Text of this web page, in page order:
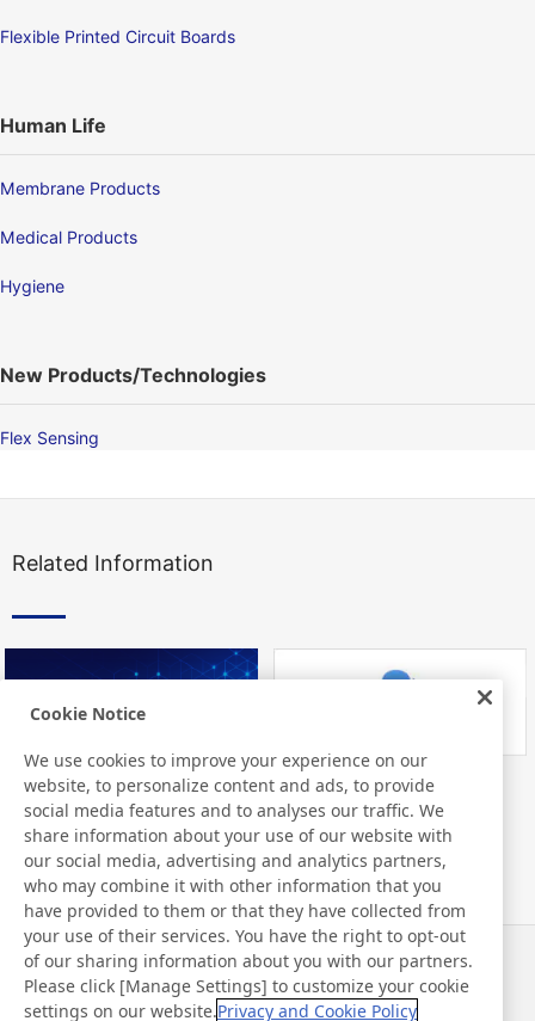
Flexible Printed Circuit Boards
Human Life
Membrane Products
Medical Products
Hygiene
New Products/Technologies
Flex Sensing
Related Information
Nitto Library FAQ about Products
Notícias
Contato
Perguntas frequentes
Cookie Notice
We use cookies to improve your experience on our
website, to personalize content and ads, to provide
social media features and to analyses our traffic. We
share information about your use of our website with
our social media, advertising and analytics partners,
who may combine it with other information that you
have provided to them or that they have collected from
your use of their services. You have the right to opt-out
of our sharing information about you with our partners.
Please click [Manage Settings] to customize your cookie
settings on our website.Privacy and Cookie Policy